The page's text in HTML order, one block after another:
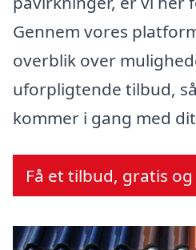
Gennem vores
overblik over
uforpligtende tilbud,
kommer i gang med
Få et tilbud, gratis